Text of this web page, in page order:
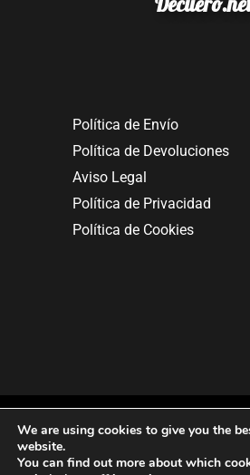
Política de Envío
Política de Devoluciones
Aviso Legal
Política de Privacidad
Política de Cookies
We are using cookies to give you the
website.
You can find out more about which